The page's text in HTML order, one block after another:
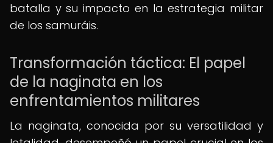
batalla y su impacto en la estrategia militar
de los samuráis.
Transformación táctica: El papel
de la naginata en los
enfrentamientos militares
La naginata, conocida por su versatilidad y